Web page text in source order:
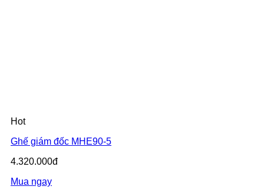
Hot
Ghế giám đốc MHE90-5
4.320.000đ
Mua ngay